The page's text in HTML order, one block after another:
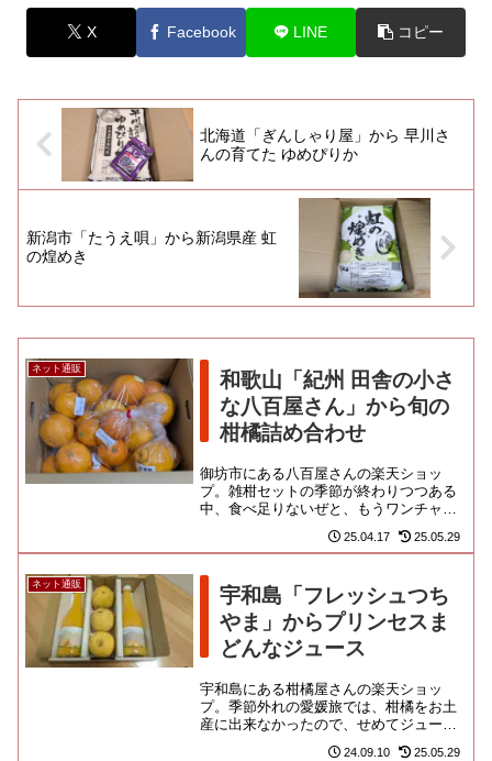
X Facebook LINE コピー
北海道「ぎんしゃり屋」から 早川さ
んの育てた ゆめぴりか
新潟市「たうえ唄」から新潟県産 虹
の煌めき
ネット通販
和歌山「紀州 田舎の小さ
な八百屋さん」から旬の
柑橘詰め合わせ
御坊市にある八百屋さんの楽天ショッ
プ。雑柑セットの季節が終わりつつある
中、食べ足りないぜと、もうワンチャン
を探してみました。和歌山県内産の訳あ
り柑橘類を4種類以上詰めてくれ...
25.04.17 25.05.29
ネット通販
宇和島「フレッシュつち
やま」からプリンセスま
どんなジュース
宇和島にある柑橘屋さんの楽天ショッ
プ。季節外れの愛媛旅では、柑橘をお土
産に出来なかったので、せめてジュース
をお取り寄せしてみました。最終盤の宇
24.09.10 25.05.29